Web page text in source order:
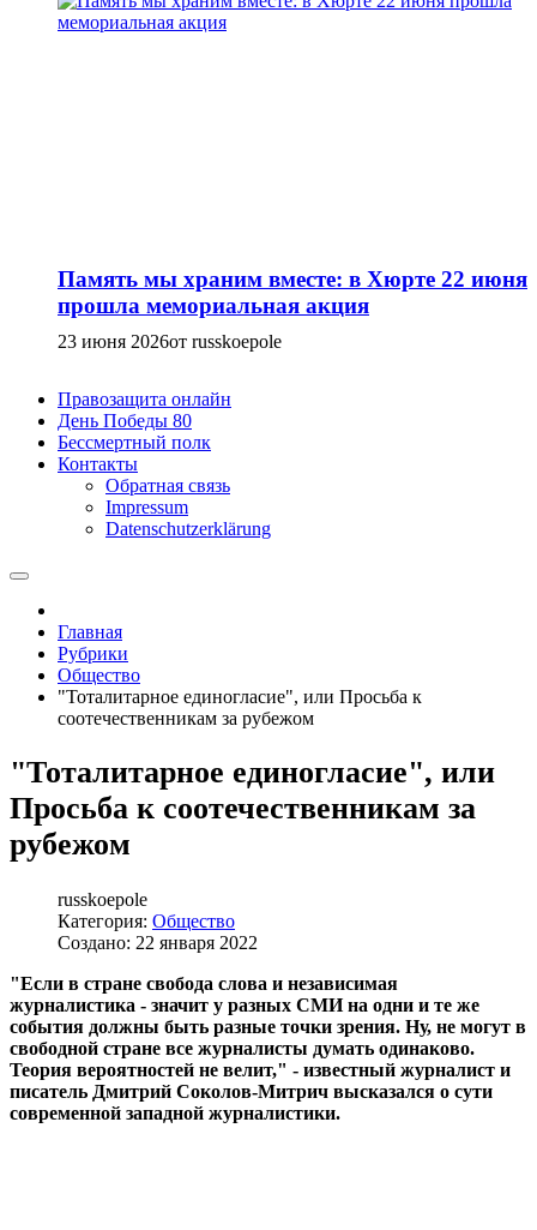
Память мы храним вместе: в Хюрте 22 июня
прошла мемориальная акция
23 июня 2026от russkoepole
Правозащита онлайн
День Победы 80
Бессмертный полк
Контакты
Обратная связь
Impressum
Datenschutzerklärung
Главная
Рубрики
Общество
"Тоталитарное единогласие", или Просьба к
соотечественникам за рубежом
"Тоталитарное единогласие", или
Просьба к соотечественникам за
рубежом
russkoepole
Категория: Общество
Создано: 22 января 2022
"Если в стране свобода слова и независимая
журналистика - значит у разных СМИ на одни и те же
события должны быть разные точки зрения. Ну, не могут в
свободной стране все журналисты думать одинаково.
Теория вероятностей не велит," - известный журналист и
писатель Дмитрий Соколов-Митрич высказался о сути
современной западной журналистики.